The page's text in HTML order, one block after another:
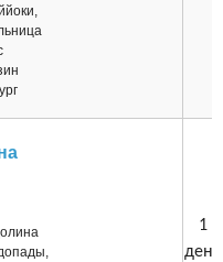
1
день